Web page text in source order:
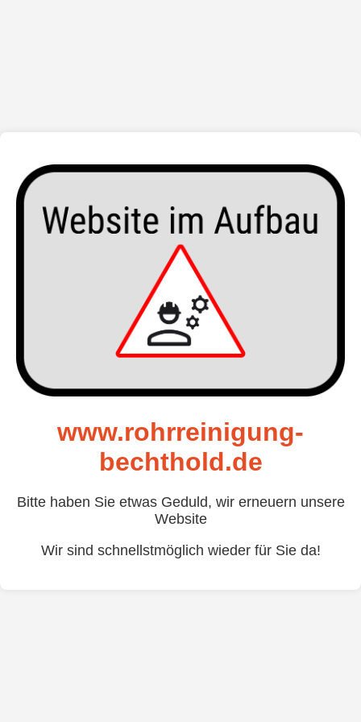
www.rohrreinigung-
bechthold.de
Bitte haben Sie etwas Geduld, wir erneuern unsere
Website
Wir sind schnellstmöglich wieder für Sie da!